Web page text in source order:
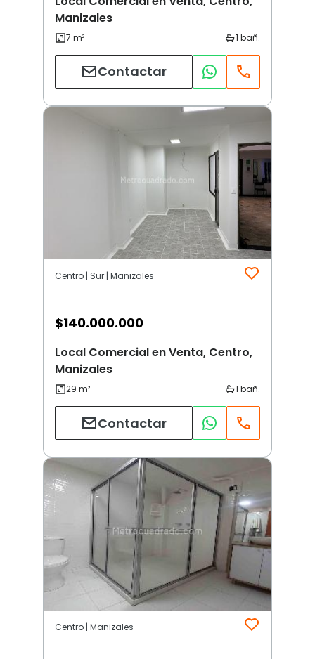
Manizales
Contactar
Centro | Sur | Manizales
$140.000.000
Local Comercial en Venta, Centro,
Manizales
Contactar
Centro | Manizales